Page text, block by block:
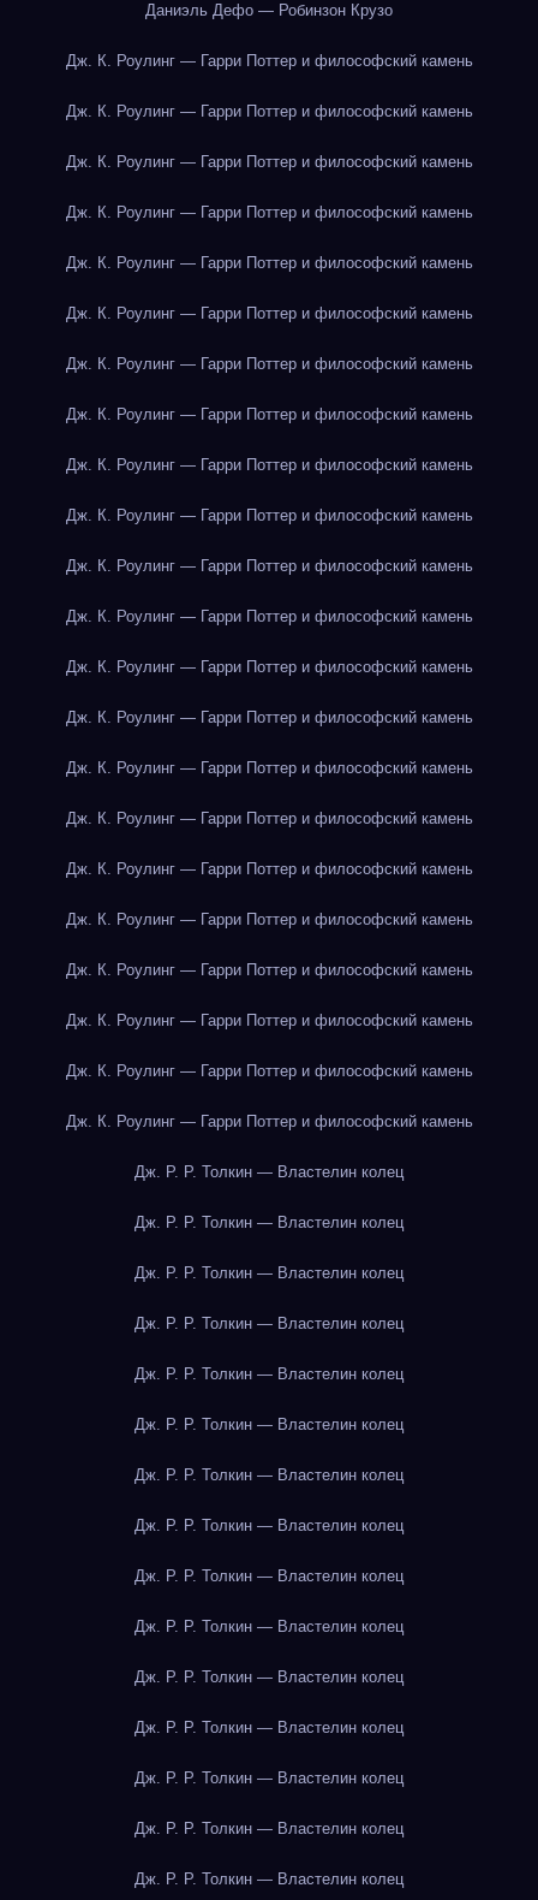
Даниэль Дефо — Робинзон Крузо
Дж. К. Роулинг — Гарри Поттер и философский камень
Дж. К. Роулинг — Гарри Поттер и философский камень
Дж. К. Роулинг — Гарри Поттер и философский камень
Дж. К. Роулинг — Гарри Поттер и философский камень
Дж. К. Роулинг — Гарри Поттер и философский камень
Дж. К. Роулинг — Гарри Поттер и философский камень
Дж. К. Роулинг — Гарри Поттер и философский камень
Дж. К. Роулинг — Гарри Поттер и философский камень
Дж. К. Роулинг — Гарри Поттер и философский камень
Дж. К. Роулинг — Гарри Поттер и философский камень
Дж. К. Роулинг — Гарри Поттер и философский камень
Дж. К. Роулинг — Гарри Поттер и философский камень
Дж. К. Роулинг — Гарри Поттер и философский камень
Дж. К. Роулинг — Гарри Поттер и философский камень
Дж. К. Роулинг — Гарри Поттер и философский камень
Дж. К. Роулинг — Гарри Поттер и философский камень
Дж. К. Роулинг — Гарри Поттер и философский камень
Дж. К. Роулинг — Гарри Поттер и философский камень
Дж. К. Роулинг — Гарри Поттер и философский камень
Дж. К. Роулинг — Гарри Поттер и философский камень
Дж. К. Роулинг — Гарри Поттер и философский камень
Дж. К. Роулинг — Гарри Поттер и философский камень
Дж. Р. Р. Толкин — Властелин колец
Дж. Р. Р. Толкин — Властелин колец
Дж. Р. Р. Толкин — Властелин колец
Дж. Р. Р. Толкин — Властелин колец
Дж. Р. Р. Толкин — Властелин колец
Дж. Р. Р. Толкин — Властелин колец
Дж. Р. Р. Толкин — Властелин колец
Дж. Р. Р. Толкин — Властелин колец
Дж. Р. Р. Толкин — Властелин колец
Дж. Р. Р. Толкин — Властелин колец
Дж. Р. Р. Толкин — Властелин колец
Дж. Р. Р. Толкин — Властелин колец
Дж. Р. Р. Толкин — Властелин колец
Дж. Р. Р. Толкин — Властелин колец
Дж. Р. Р. Толкин — Властелин колец